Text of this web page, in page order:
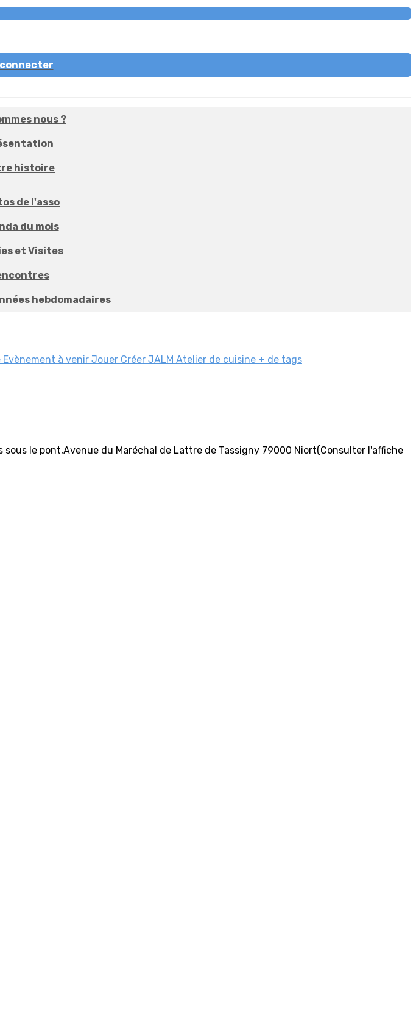
connecter
nous ?
histoire
de l'asso
du mois
et Visites
hebdomadaires
Evènement à venir Jouer Créer JALM Atelier de cuisine + de tags
le pont,Avenue du Maréchal de Lattre de Tassigny 79000 Niort(Consulter l'affiche